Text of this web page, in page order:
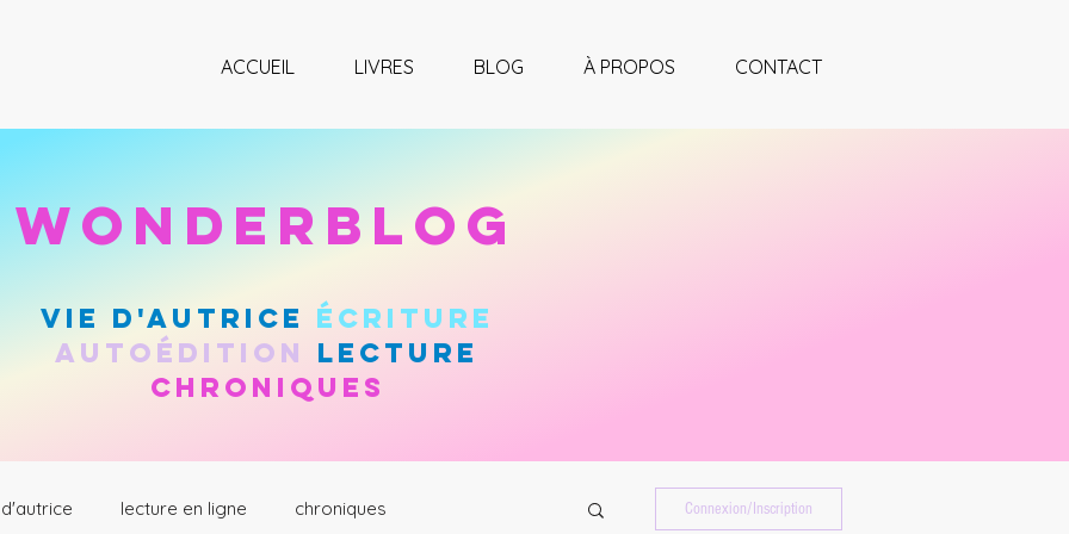
ACCUEIL LIVRES BLOG À PROPOS CONTACT
wonderblog
vie d'autrice Écriture
autoÉdition
lecture
chroniques
lecture en ligne chroniques Connexion/Inscription